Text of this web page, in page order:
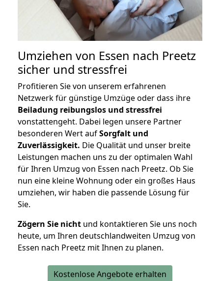
Umziehen von Essen nach Preetz
sicher und stressfrei
Profitieren Sie von unserem erfahrenen
Netzwerk für günstige Umzüge oder dass ihre
Beiladung reibungslos und stressfrei
vonstattengeht. Dabei legen unsere Partner
besonderen Wert aufSorgfalt und
Zuverlässigkeit. Die Qualität und unser breite
Leistungen machen uns zu der optimalen Wahl
für Ihren Umzug von Essen nach Preetz. Ob Sie
nun eine kleine Wohnung oder ein großes Haus
umziehen, wir haben die passende Lösung für
Sie.
Zögern Sie nicht und kontaktieren Sie uns noch
heute, um Ihren deutschlandweiten Umzug von
Essen nach Preetz mit Ihnen zu planen.
Kostenlose Angebote erhalten